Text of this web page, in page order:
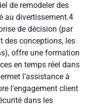
de remodeler des
au divertissement.4
de décision (par
des conceptions, les
offre une formation
en temps réel dans
l’assistance à
l’engagement client
dans les